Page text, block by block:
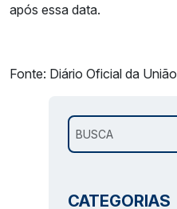
após essa data.
Fonte: Diário Oficial da União
Pesquisar por:
CATEGORIAS